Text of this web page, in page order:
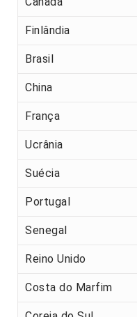
Finlândia
Brasil
China
França
Ucrânia
Suécia
Portugal
Senegal
Reino Unido
Costa do Marfim